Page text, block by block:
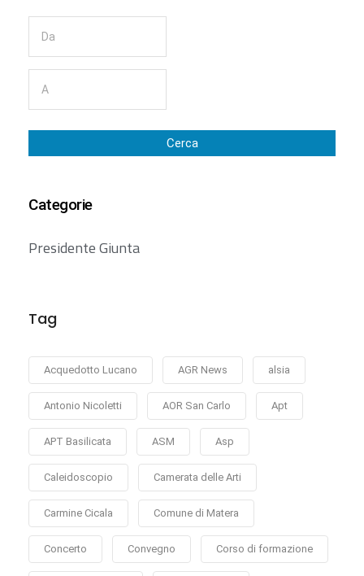
Cerca
Categorie
Presidente Giunta
Tag
Acquedotto Lucano AGR News alsia
Antonio Nicoletti AOR San Carlo Apt
APT Basilicata ASM Asp
Caleidoscopio Camerata delle Arti
Carmine Cicala Comune di Matera
Concerto Convegno Corso di formazione